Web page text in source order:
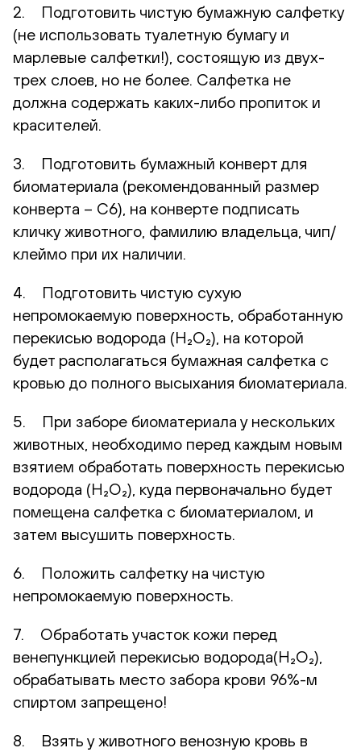
2. Подготовить чистую бумажную салфетку
(не использовать туалетную бумагу и
марлевые салфетки!), состоящую из двух-
трех слоев, но не более. Салфетка не
должна содержать каких-либо пропиток и
красителей.
3. Подготовить бумажный конверт для
биоматериала (рекомендованный размер
конверта – С6), на конверте подписать
кличку животного, фамилию владельца, чип/
клеймо при их наличии.
4. Подготовить чистую сухую
непромокаемую поверхность, обработанную
перекисью водорода (H₂O₂), на которой
будет располагаться бумажная салфетка с
кровью до полного высыхания биоматериала.
5. При заборе биоматериала у нескольких
животных, необходимо перед каждым новым
взятием обработать поверхность перекисью
водорода (H₂O₂), куда первоначально будет
помещена салфетка с биоматериалом, и
затем высушить поверхность.
6. Положить салфетку на чистую
непромокаемую поверхность.
7. Обработать участок кожи перед
венепункцией перекисью водорода(H₂O₂),
обрабатывать место забора крови 96%-м
спиртом запрещено!
8. Взять у животного венозную кровь в